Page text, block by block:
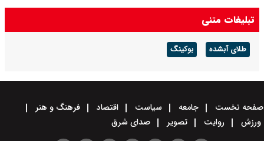
امیر دریادار منصور فلاحی درگذشت
تبلیغات متنی
طلای آبشده بوکینگ
صفحه نخست جامعه سیاست اقتصاد
فرهنگ و هنر
ورزش
روایت تصویر صدای شرق